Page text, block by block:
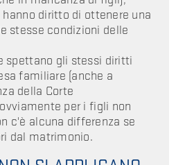
diritto di ottenere una
stesse condizioni delle
spettano gli stessi diritti
familiare (anche a
della Corte
per i figli non
c'è alcuna differenza se
dal matrimonio.